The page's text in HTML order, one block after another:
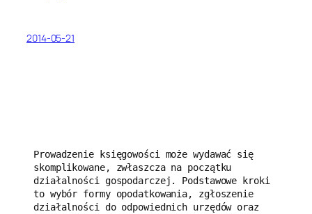
2014-05-21
Prowadzenie księgowości może wydawać się
skomplikowane, zwłaszcza na początku
działalności gospodarczej. Podstawowe kroki
to wybór formy opodatkowania, zgłoszenie
działalności do odpowiednich urzędów oraz